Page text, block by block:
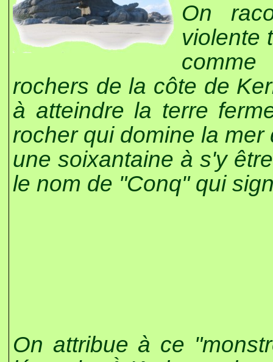
On
violente
rochers de la côte de
à atteindre la terre
rocher qui domine la
une soixantaine à s'y
le nom de "Conq" qui
On attribue à ce